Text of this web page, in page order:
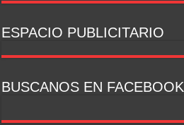
ESPACIO PUBLICITARIO
BUSCANOS EN FACEBOOK